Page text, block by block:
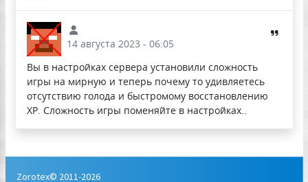
14 августа 2023 - 06:05
Вы в настройках сервера установили сложность
игры на мирную и теперь почему то удивляетесь
отсутствию голода и быстромому восстановлению
XP. Сложность игры поменяйте в настройках..
Zorotex© 2011-2026